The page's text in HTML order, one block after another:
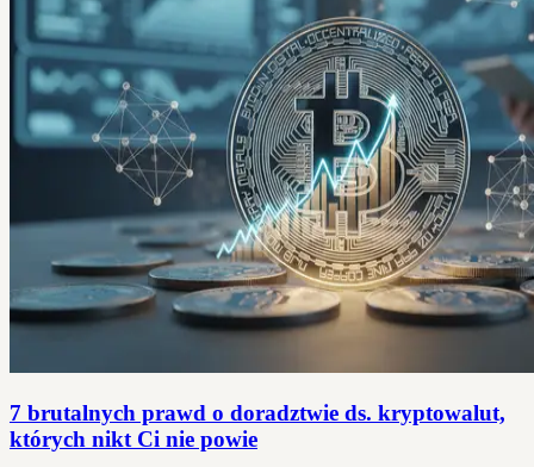
7 brutalnych prawd o doradztwie ds. kryptowalut,
których nikt Ci nie powie